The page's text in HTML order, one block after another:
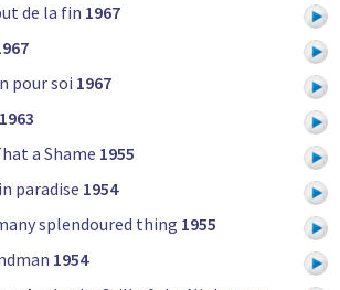
de la fin 1967
pour soi 1967
1963
a Shame 1955
paradise 1954
splendoured thing 1955
1954